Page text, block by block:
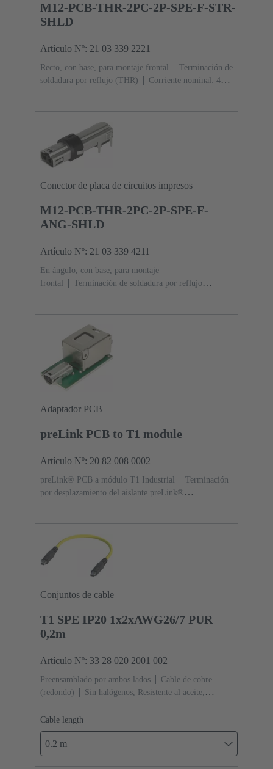
M12-PCB-THR-2PC-2P-SPE-F-STR-
SHLD
Artículo Nº: 21 03 339 2221
Recto, con base, para montaje frontal
Terminación de
soldadura por reflujo (THR)
Corriente nominal: ‌4
Conector de placa de circuitos impresos
M12-PCB-THR-2PC-2P-SPE-F-
ANG-SHLD
Artículo Nº: 21 03 339 4211
En ángulo, con base, para montaje
frontal
Terminación de soldadura por reflujo
Adaptador PCB
preLink PCB to T1 module
Artículo Nº: 20 82 008 0002
preLink® PCB a módulo T1 Industrial
Terminación
por desplazamiento del aislante preLink®
Conjuntos de cable
T1 SPE IP20 1x2xAWG26/7 PUR
0,2m
Artículo Nº: 33 28 020 2001 002
Preensamblado por ambos lados
Cable de cobre
(redondo)
Sin halógenos, Resistente al aceite,
Cable length
0.2 m